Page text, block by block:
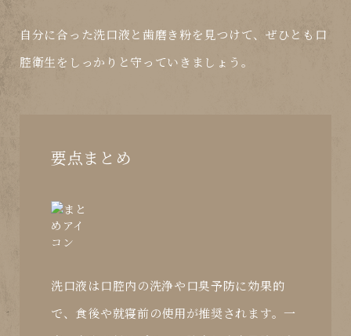
自分に合った洗口液と歯磨き粉を見つけて、ぜひとも口
腔衛生をしっかりと守っていきましょう。
要点まとめ
洗口液は口腔内の洗浄や口臭予防に効果的
で、食後や就寝前の使用が推奨されます。一